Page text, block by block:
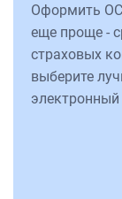
Оформить
еще проще -
страховых
выберите
электронный